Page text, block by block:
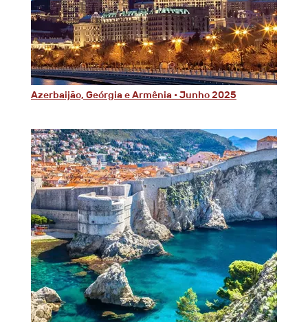
Azerbaijão, Geórgia e Armênia • Junho 2025